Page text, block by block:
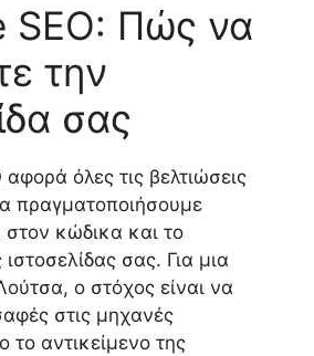
SEO: Πώς να
την
σας
όλες τις βελτιώσεις
πραγματοποιήσουμε
κώδικα και το
σας. Για μια
ο στόχος είναι να
στις μηχανές
το αντικείμενο της